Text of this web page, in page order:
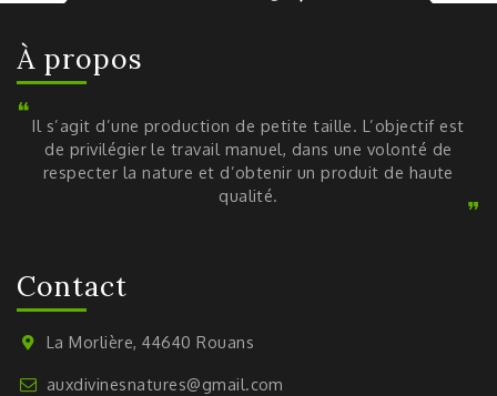
À propos
Il s’agit d’une production de petite taille. L’objectif est
de privilégier le travail manuel, dans une volonté de
respecter la nature et d’obtenir un produit de haute
qualité.
Contact
La Morlière, 44640 Rouans
auxdivinesnatures@gmail.com